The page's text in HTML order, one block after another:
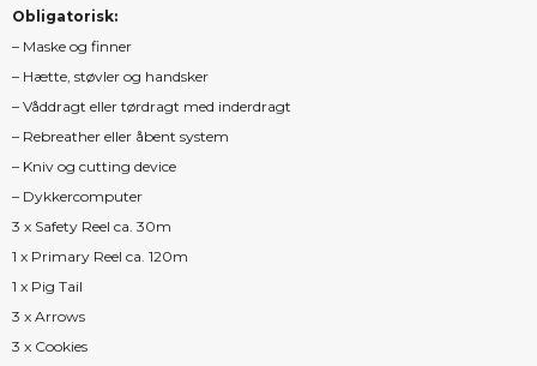
Obligatorisk:
– Maske og finner
– Hætte, støvler og handsker
– Våddragt eller tørdragt med inderdragt
– Rebreather eller åbent system
– Kniv og cutting device
– Dykkercomputer
3 x Safety Reel ca. 30m
1 x Primary Reel ca. 120m
1 x Pig Tail
3 x Arrows
3 x Cookies